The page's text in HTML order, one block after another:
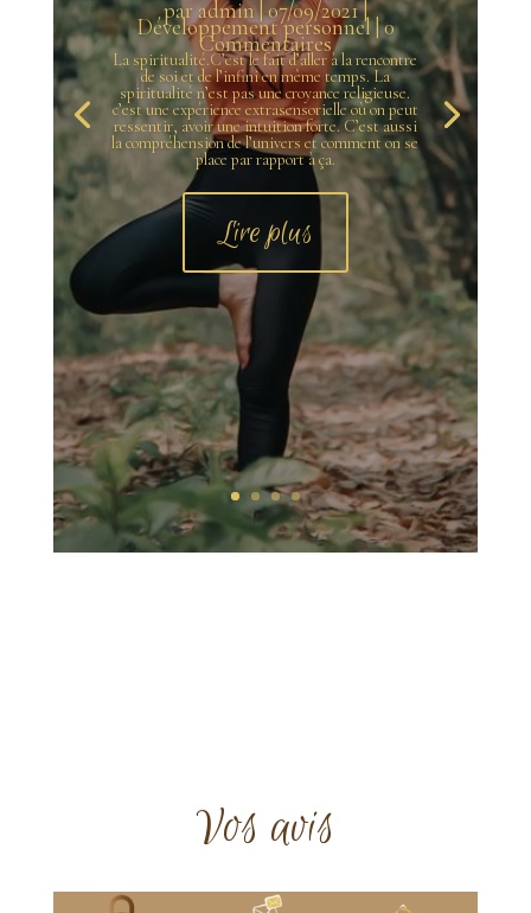
paradmin|07/09/2021|
Développement personnel| 0
Commentaires
La spiritualité.C’est le fait d’aller à la rencontre
de soi et de l’infini en même temps. La
spiritualité n’est pas une croyance religieuse.
c’est une expérience extrasensorielle où on peut
ressentir, avoir une intuition forte. C’est aussi
la compréhension de l’univers et comment on se
place par rapport à ça.
Lire plus
Vos avis